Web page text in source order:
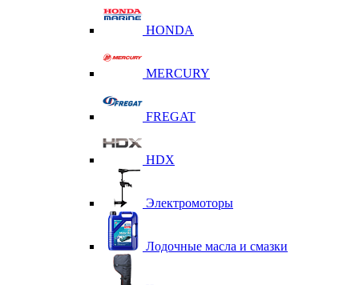
HONDA
MERCURY
FREGAT
HDX
Электромоторы
Лодочные масла и смазки